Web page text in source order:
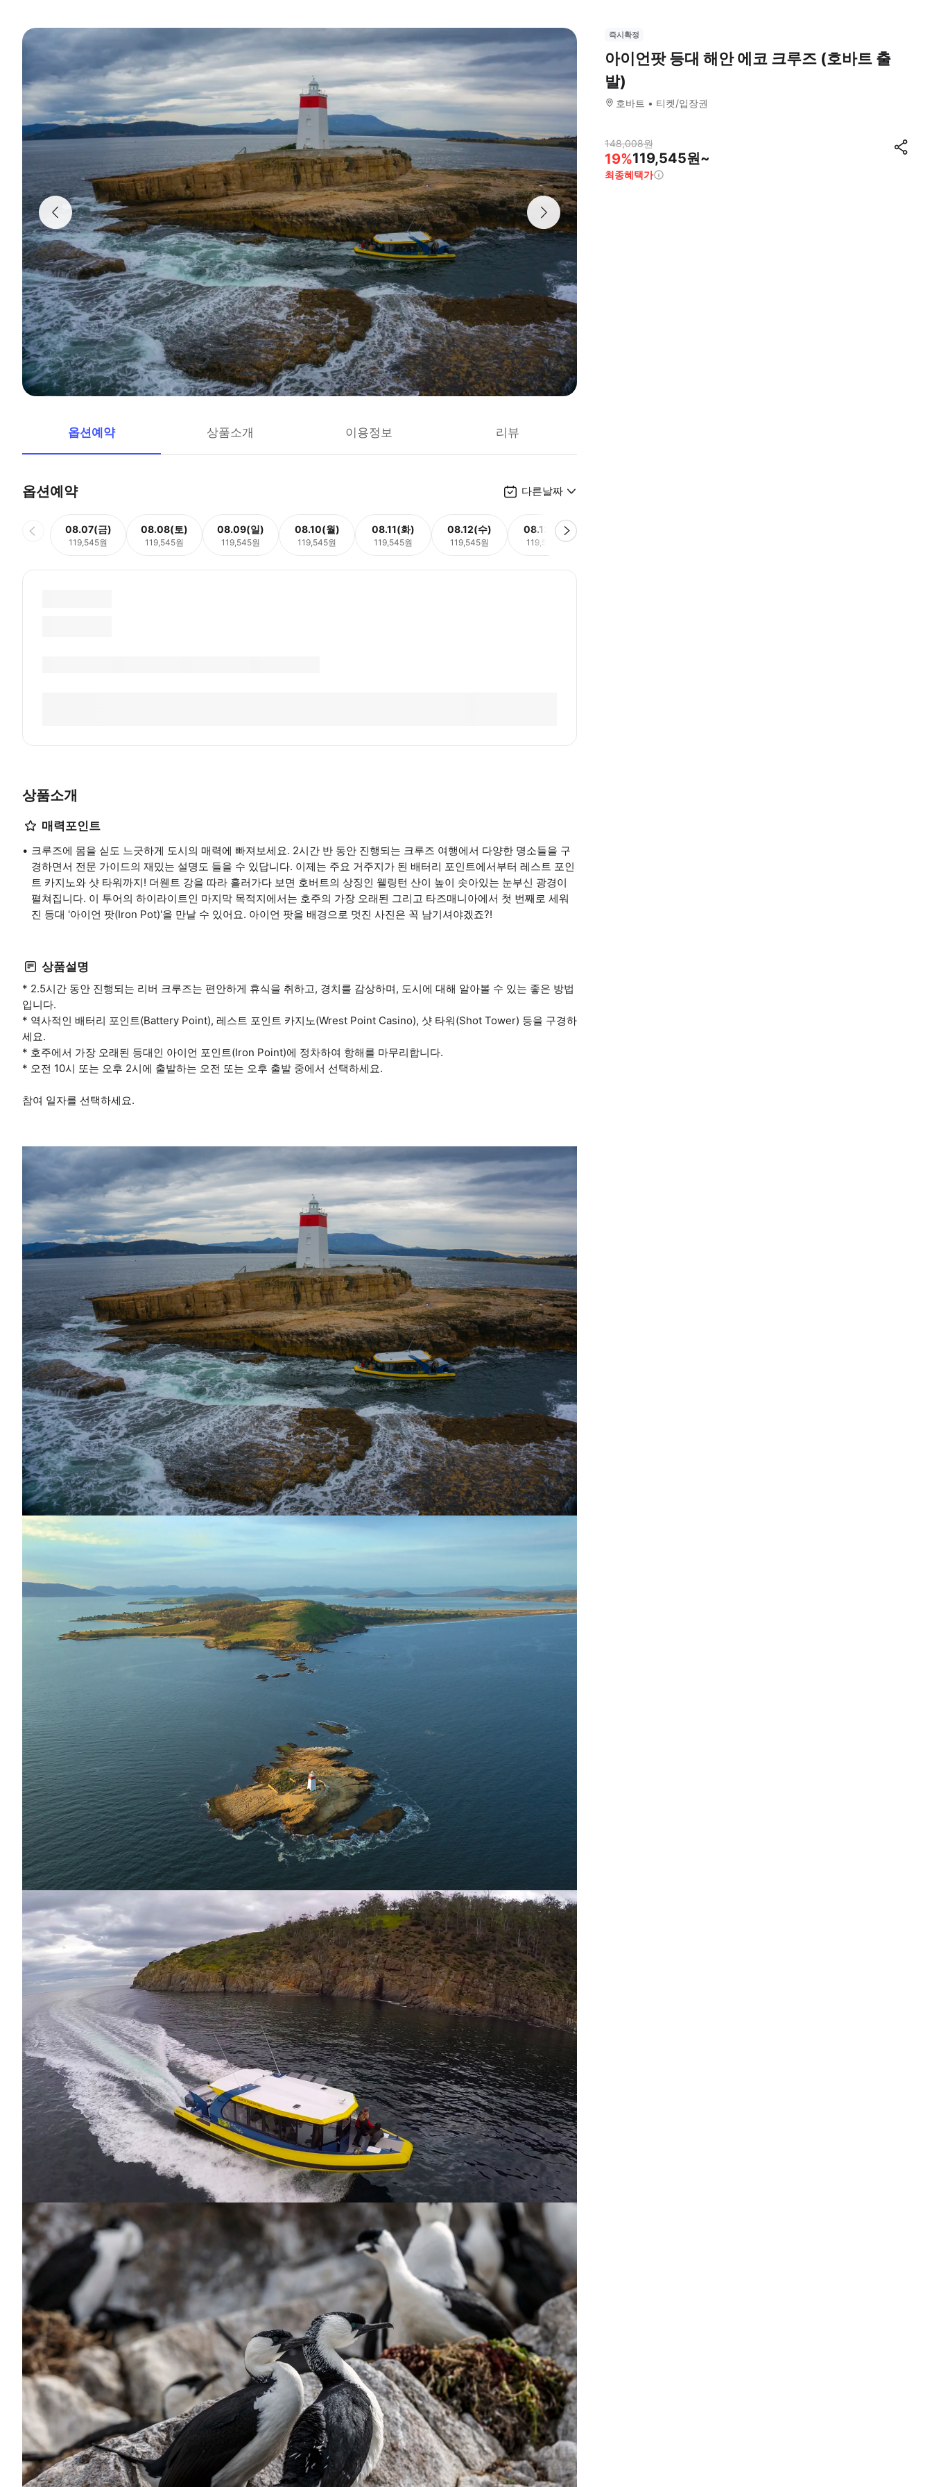
옵션예약 상품소개 이용정보 리뷰
옵션예약 다른날짜
08.07(금)
119,545원
08.08(토)
119,545원
08.09(일)
119,545원
08.10(월)
119,545원
08.11(화)
119,545원
08.12(수)
119,545원
08.13(목)
119,545원
상품소개
매력포인트
크루즈에 몸을 싣도 느긋하게 도시의 매력에 빠져보세요. 2시간 반 동안 진행되는 크루즈 여행에서 다양한 명소들을 구
경하면서 전문 가이드의 재밌는 설명도 들을 수 있답니다. 이제는 주요 거주지가 된 배터리 포인트에서부터 레스트 포인
트 카지노와 샷 타워까지! 더웬트 강을 따라 흘러가다 보면 호버트의 상징인 웰링턴 산이 높이 솟아있는 눈부신 광경이
펼쳐집니다. 이 투어의 하이라이트인 마지막 목적지에서는 호주의 가장 오래된 그리고 타즈매니아에서 첫 번째로 세워
진 등대 '아이언 팟(Iron Pot)'을 만날 수 있어요. 아이언 팟을 배경으로 멋진 사진은 꼭 남기셔야겠죠?!
상품설명
* 2.5시간 동안 진행되는 리버 크루즈는 편안하게 휴식을 취하고, 경치를 감상하며, 도시에 대해 알아볼 수 있는 좋은 방법
입니다.
* 역사적인 배터리 포인트(Battery Point), 레스트 포인트 카지노(Wrest Point Casino), 샷 타워(Shot Tower) 등을 구경하
세요.
* 호주에서 가장 오래된 등대인 아이언 포인트(Iron Point)에 정차하여 항해를 마무리합니다.
* 오전 10시 또는 오후 2시에 출발하는 오전 또는 오후 출발 중에서 선택하세요.
참여 일자를 선택하세요.
즉시확정
아이언팟 등대 해안 에코 크루즈 (호바트 출
발)
호바트 티켓/입장권
148,008원
19%119,545원~
최종혜택가